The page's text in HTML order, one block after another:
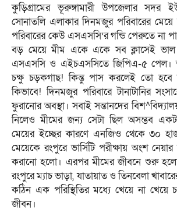
কুড়িগ্রামের ভূরুঙ্গামারী উপজেলার সদর
সোনাতলি এলাকার দিনমজুর পরিবারের মেয়ে
পরিবারের কেউ এসএসসি’র গন্ডি পেরুতে না
বড় মেয়ে মীম একে একে সব ক্লাসেই
এসএসসি ও এইচএসসিতে জিপিএ-৫ পেল।
চক্ষু চড়কগাছ! কিন্তু পাস করলেই তো হবে
কিভাবে! দিনমজুর পরিবারে টানাটানির
ফুরানোর অবস্থা। সবাই সন্তানদের
নিলেও মীমের জন্য সেটা ছিল অসম্ভব
মেয়ের ইচ্ছের কারণে এনজিও থেকে ৩০
মেয়েকে রংপুরে ভার্সিটি পরীক্ষায় অংশ
করানো হলো। এরপর মীমের জীবনে শুরু
রংপুরে ম্যাচ ভাড়া, যাতায়াত ও তিনবেলা
কঠিন এক পরিস্থিতির মধ্যে খেয়ে না খেয়ে
জীবন।